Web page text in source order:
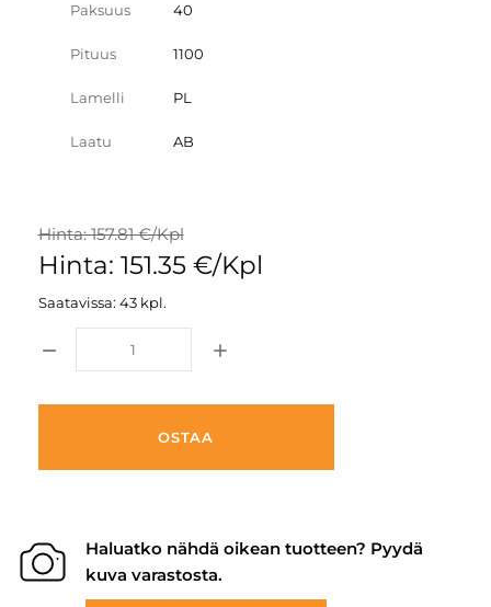
Paksuus 40
Pituus 1100
Lamelli PL
Laatu AB
Hinta: 157.81 €/Kpl
Hinta: 151.35 €/Kpl
Saatavissa: 43 kpl.
OSTAA
Haluatko nähdä oikean tuotteen? Pyydä
kuva varastosta.